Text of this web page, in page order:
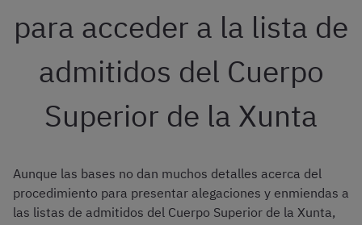
para acceder a la lista de
admitidos del Cuerpo
Superior de la Xunta
Aunque las bases no dan muchos detalles acerca del
procedimiento para presentar alegaciones y enmiendas a
las listas de admitidos del Cuerpo Superior de la Xunta,